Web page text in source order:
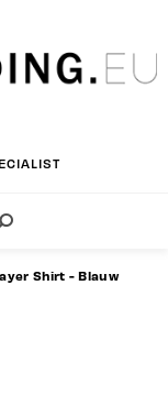
Shirt - Blauw